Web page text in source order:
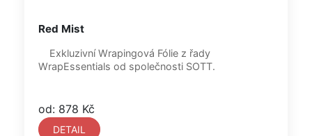
Red Mist
WrapEssentials od společnosti SOTT.
od: 878 Kč
DETAIL